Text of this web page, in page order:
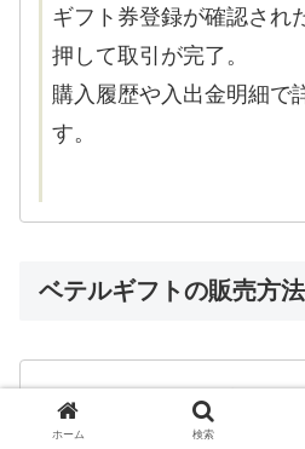
ギフト券登録が確認され
押して取引が完了。
購入履歴や入出金明細で
す。
ベテルギフトの販売方法
ベテルギフト
ホーム 検索